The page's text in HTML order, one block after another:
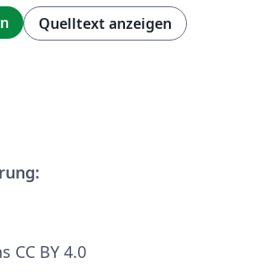
Quelltext anzeigen
CC BY 4.0